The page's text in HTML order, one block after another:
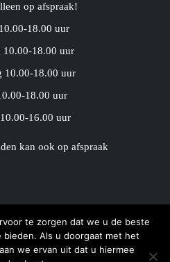
op afspraak!
18.00 uur
10.00-18.00 uur
10.00-18.00 uur
18.00 uur
16.00 uur
kan ook op afspraak
Etalagepoppen ●Algemene
te zorgen dat we u de beste
Als u doorgaat met het
we ervan uit dat u hiermee